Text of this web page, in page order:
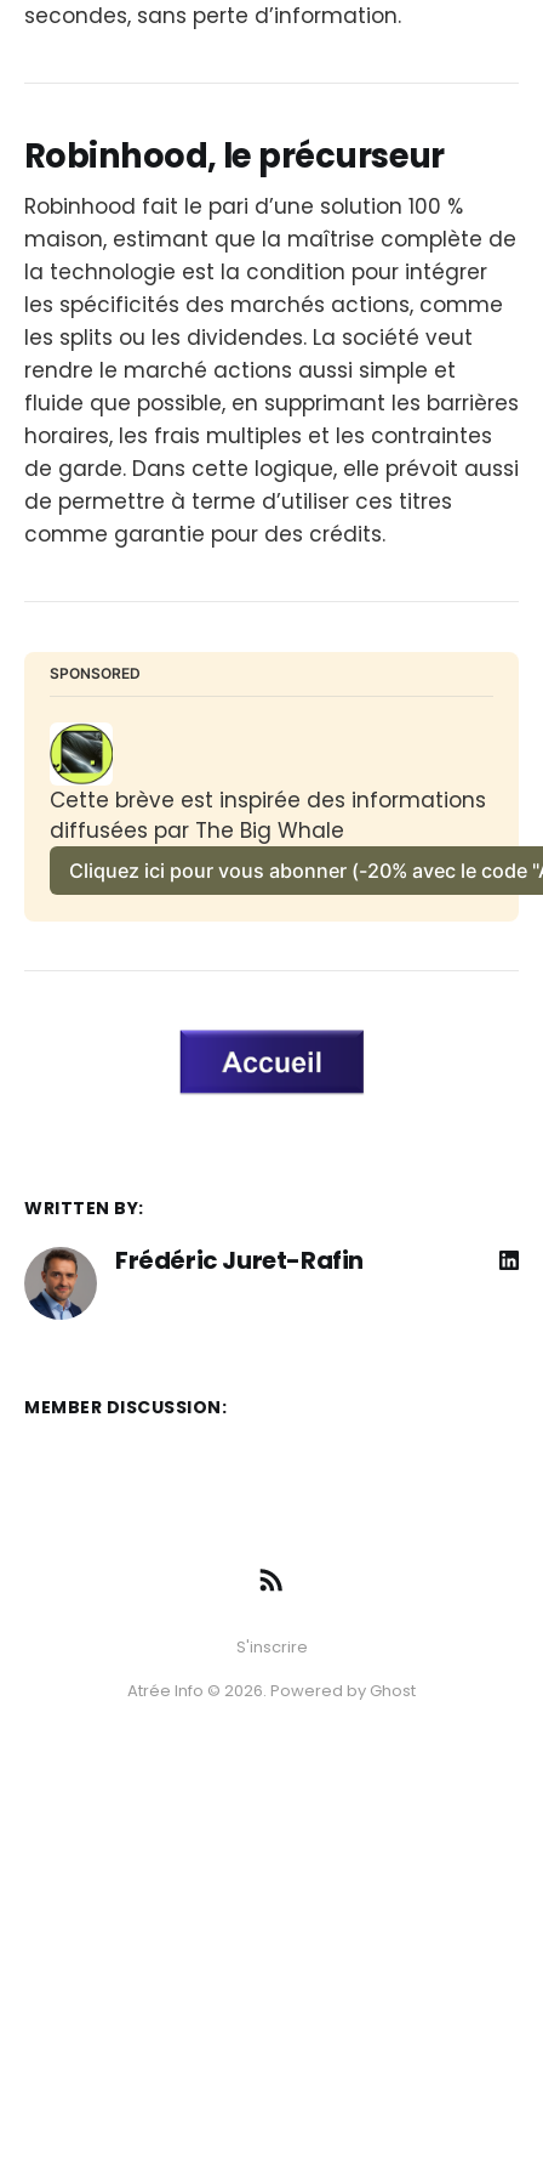
secondes, sans perte d’information.
Robinhood, le précurseur
Robinhood fait le pari d’une solution 100 %
maison, estimant que la maîtrise complète de
la technologie est la condition pour intégrer
les spécificités des marchés actions, comme
les splits ou les dividendes. La société veut
rendre le marché actions aussi simple et
fluide que possible, en supprimant les barrières
horaires, les frais multiples et les contraintes
de garde. Dans cette logique, elle prévoit aussi
de permettre à terme d’utiliser ces titres
comme garantie pour des crédits.
SPONSORED
Cette brève est inspirée des informations
diffusées par The Big Whale
Cliquez ici pour vous abonner (-20% avec le code
WRITTEN BY:
Frédéric Juret-Rafin
MEMBER DISCUSSION:
S'inscrire
Atrée Info © 2026. Powered by Ghost